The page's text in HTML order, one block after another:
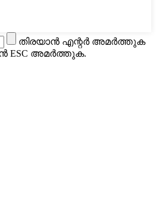
തിരയാൻ എന്റർ അമർത്തുക
ESC അമർത്തുക.